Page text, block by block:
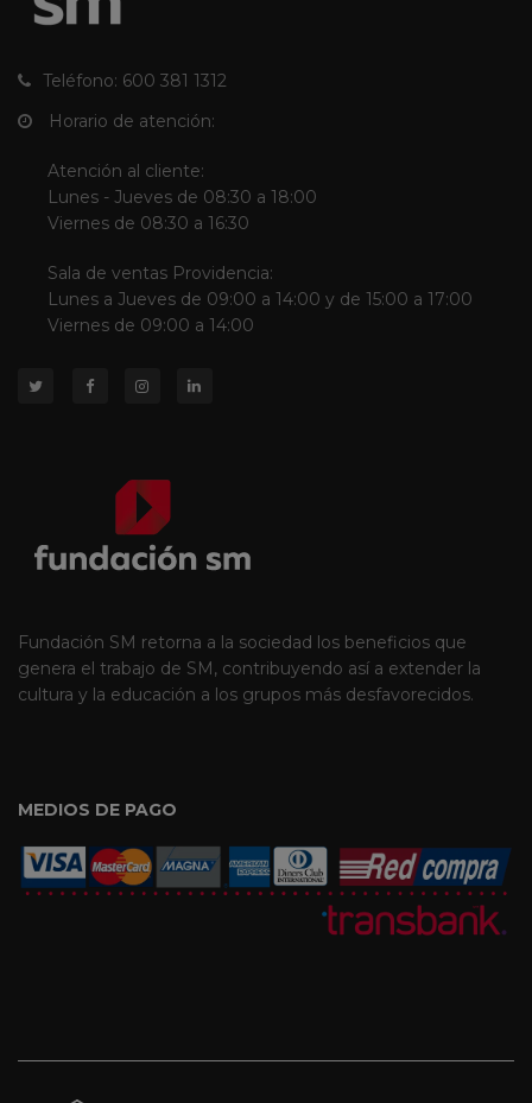
Teléfono: 600 381 1312
Horario de atención:
Atención al cliente:
Lunes - Jueves de 08:30 a 18:00
Viernes de 08:30 a 16:30
Sala de ventas Providencia:
Lunes a Jueves de 09:00 a 14:00 y de 15:00 a 17:00
Viernes de 09:00 a 14:00
Fundación SM retorna a la sociedad los beneficios que
genera el trabajo de SM, contribuyendo así a extender la
cultura y la educación a los grupos más desfavorecidos.
MEDIOS DE PAGO